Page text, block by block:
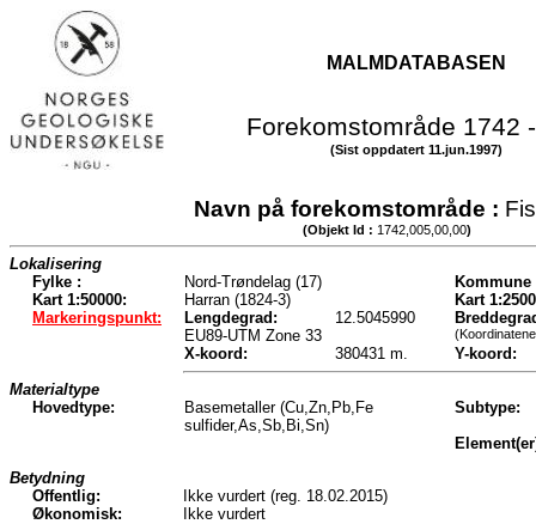
MALMDATABASEN
Forekomstområde 1742
(Sist oppdatert 11.jun.1997)
Navn på forekomstområde :
(Objekt Id : 1742,005,00,00)
Lokalisering
Fylke :
Nord-Trøndelag (17)
Kommune
Kart 1:50000:
Harran (1824-3)
Kart
Markeringspunkt:
Lengdegrad: 12.5045990
EU89-UTM Zone 33
X-koord: 380431 m.
Y-koord:
Materialtype
Hovedtype:
Basemetaller (Cu,Zn,Pb,Fe
sulfider,As,Sb,Bi,Sn)
Subtype:
Betydning
Offentlig:
Ikke vurdert (reg. 18.02.2015)
Økonomisk:
Ikke vurdert